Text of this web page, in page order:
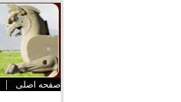
صفحه اصلی |